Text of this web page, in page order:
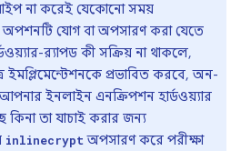
না করেই যেকোনো সময়
অপশনটি যোগ বা অপসারণ করা যেতে
র‍্যাপড কী সক্রিয় না থাকলে,
ইমপ্লিমেন্টেশনকে প্রভাবিত করবে, অন-
ইনলাইন এনক্রিপশন হার্ডওয়্যার
তা যাচাই করার জন্য
inlinecrypt অপসারণ করে পরীক্ষা